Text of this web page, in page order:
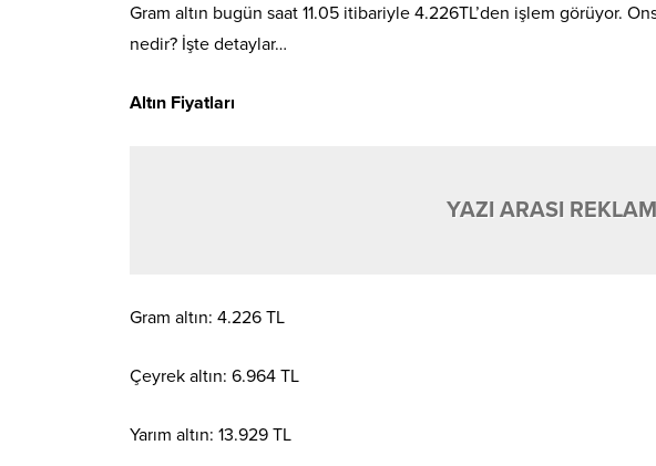
Gram altın bugün saat 11.05 itibariyle 4.226TL’den işlem görüyor.
nedir? İşte detaylar…
Altın Fiyatları
YAZI ARASI
Gram altın: 4.226 TL
Çeyrek altın: 6.964 TL
Yarım altın: 13.929 TL